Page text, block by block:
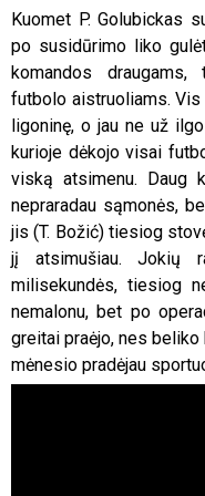
Kuomet P. Golubickas
po susidūrimo liko
komandos
futbolo aistruoliams.
ligoninę, o jau ne už
kurioje dėkojo visai
viską atsimenu. Daug
nepraradau sąmonės,
jis (T. Božić) tiesiog
jį atsimušiau. Jokių
milisekundės, tiesiog
nemalonu, bet po
greitai praėjo, nes
mėnesio pradėjau